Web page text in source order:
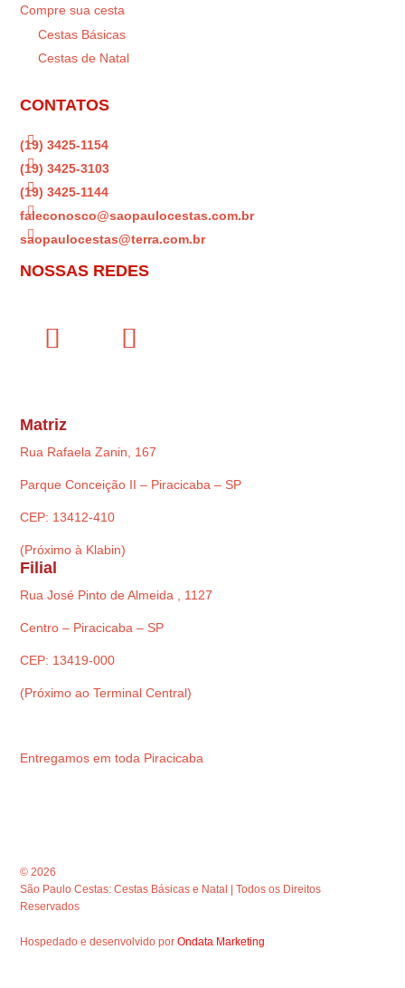
Compre sua cesta
Cestas Básicas
Cestas de Natal
CONTATOS

(19) 3425-1154

(19) 3425-3103

(19) 3425-1144

faleconosco@saopaulocestas.com.br

saopaulocestas@terra.com.br
NOSSAS REDES
Matriz
Rua Rafaela Zanin, 167
Parque Conceição II – Piracicaba – SP
CEP: 13412-410
(Próximo à Klabin)
Filial
Rua José Pinto de Almeida , 1127
Centro – Piracicaba – SP
CEP: 13419-000
(Próximo ao Terminal Central)
Entregamos em toda Piracicaba
© 2026
São Paulo Cestas: Cestas Básicas e Natal | Todos os Direitos
Reservados
Hospedado e desenvolvido porOndata Marketing